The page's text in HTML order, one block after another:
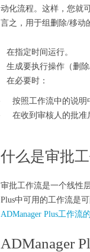
动化流程。这样，您就
言之，用于组删除/移动
在指定时间运行。
生成要执行操作（删
在必要时：
按照工作流中的说明
在收到审核人的批准
什么是审批
审批工作流是一个线性
Plus中可用的工作流是
ADManager Plus工作流
ADManager